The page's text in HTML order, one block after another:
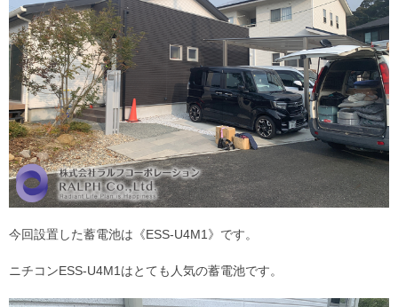
今回設置した蓄電池は《ESS-U4M1》です。
ニチコンESS-U4M1はとても人気の蓄電池です。